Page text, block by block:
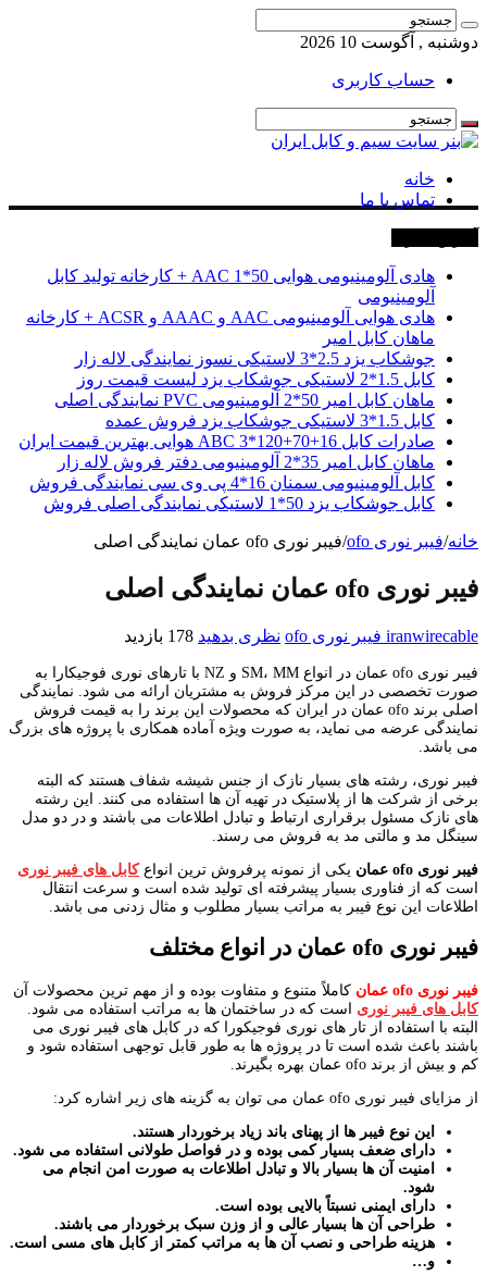
دوشنبه , آگوست 10 2026
حساب کاربری
خانه
تماس با ما
هادی آلومینیومی هوایی 50*1 AAC + کارخانه تولید کابل
آلومینیومی
هادی هوایی آلومینیومی AAC و AAAC و ACSR + کارخانه
ماهان کابل امیر
جوشکاب یزد 2.5*3 لاستیکی نسوز نمایندگی لاله زار
کابل 1.5*2 لاستیکی جوشکاب یزد لیست قیمت روز
ماهان کابل امیر 50*2 آلومینیومی PVC نمایندگی اصلی
کابل 1.5*3 لاستیکی جوشکاب یزد فروش عمده
صادرات کابل 16+70+120*3 ABC هوایی بهترین قیمت ایران
ماهان کابل امیر 35*2 آلومینیومی دفتر فروش لاله زار
کابل آلومینیومی سمنان 16*4 پی وی سی نمایندگی فروش
کابل جوشکاب یزد 50*1 لاستیکی نمایندگی اصلی فروش
خانه/فیبر نوری ofo /فیبر نوری ofo عمان نمایندگی اصلی
فیبر نوری ofo عمان نمایندگی اصلی
iranwirecable فیبر نوری ofo نظری بدهید 178 بازدید
فیبر نوری ofo عمان در انواع SM، MM و NZ با تارهای نوری فوجیکارا به
صورت تخصصی در این مرکز فروش به مشتریان ارائه می شود. نمایندگی
اصلی برند ofo عمان در ایران که محصولات این برند را به قیمت فروش
نمایندگی عرضه می نماید، به صورت ویژه آماده همکاری با پروژه های بزرگ
می باشد.
فیبر نوری، رشته های بسیار نازک از جنس شیشه شفاف هستند که البته
برخی از شرکت ها از پلاستیک در تهیه آن ها استفاده می کنند. این رشته
های نازک مسئول برقراری ارتباط و تبادل اطلاعات می باشند و در دو مدل
سینگل مد و مالتی مد به فروش می رسند.
فیبر نوری ofo عمان یکی از نمونه پرفروش ترین انواعکابل های فیبر نوری
است که از فناوری بسیار پیشرفته ای تولید شده است و سرعت انتقال
اطلاعات این نوع فیبر به مراتب بسیار مطلوب و مثال زدنی می باشد.
فیبر نوری ofo عمان در انواع مختلف
فیبر نوری ofo عمان
کاملاً متنوع و متفاوت بوده و از مهم ترین محصولات آن
کابل های فیبر نوری است که در ساختمان ها به مراتب استفاده می شود.
البته با استفاده از تار های نوری فوجیکورا که در کابل های فیبر نوری می
باشند باعث شده است تا در پروژه ها به طور قابل توجهی استفاده شود و
کم و بیش از برند ofo عمان بهره بگیرند.
از مزایای فیبر نوری ofo عمان می توان به گزینه های زیر اشاره کرد:
این نوع فیبر ها از پهنای باند زیاد برخوردار هستند.
دارای ضعف بسیار کمی بوده و در فواصل طولانی استفاده می شود.
امنیت آن ها بسیار بالا و تبادل اطلاعات به صورت امن انجام می
شود.
دارای ایمنی نسبتاً بالایی بوده است.
طراحی آن ها بسیار عالی و از وزن سبک برخوردار می باشند.
هزینه طراحی و نصب آن ها به مراتب کمتر از کابل های مسی است.
و…